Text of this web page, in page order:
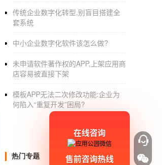
高，让学生能够学习到更多。 作为专业的钢
教育培训APP制作
教育培训APP开发制作公司专家称，教育培训
了巨大的商机。移动教育类APP出现，创新
训机构能与学员建立亲密联系，在营销过程
育机构搭建专业的信息平台。通过APP开发
等帮助。通过教育培训APP制作为教育机构
传统企业数字化转型,别盲目搭建全
套系统
中小企业数字化软件该怎么做?
未申请软件著作权的APP,上架应用商
店容易被直接下架
模板APP无法二次修改功能:企业为
何陷入“重复开发”困局?
热门专题
在线咨询
售前咨询热线